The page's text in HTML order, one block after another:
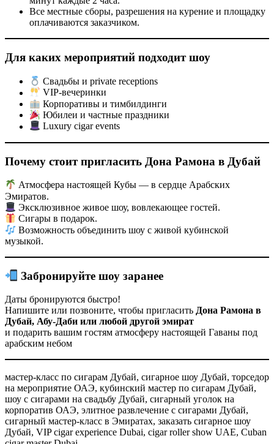
Все местные сборы, разрешения на курение и площадку
оплачиваются заказчиком.
Для каких мероприятий подходит шоу
Свадьбы и private receptions
VIP-вечеринки
Корпоративы и тимбилдинги
Юбилеи и частные праздники
Luxury cigar events
Почему стоит пригласить Дона Рамона в Дубай
Атмосфера настоящей Кубы — в сердце Арабских
Эмиратов.
Эксклюзивное живое шоу, вовлекающее гостей.
Сигары в подарок.
Возможность объединить шоу с живой кубинской
музыкой.
Забронируйте шоу заранее
Даты бронируются быстро!
Напишите или позвоните, чтобы пригласить Дона Рамона в
Дубай, Абу-Даби или любой другой эмират
и подарить вашим гостям атмосферу настоящей Гаваны под
арабским небом
мастер-класс по сигарам Дубай, сигарное шоу Дубай, торседор
на мероприятие ОАЭ, кубинский мастер по сигарам Дубай,
шоу с сигарами на свадьбу Дубай, сигарный уголок на
корпоратив ОАЭ, элитное развлечение с сигарами Дубай,
сигарный мастер-класс в Эмиратах, заказать сигарное шоу
Дубай, VIP cigar experience Dubai, cigar roller show UAE, Cuban